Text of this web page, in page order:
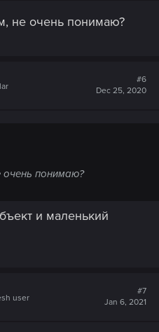
не очень понимаю?
#6
Dec 25, 2020
очень понимаю?
и маленький
user
#7
Jan 6, 2021